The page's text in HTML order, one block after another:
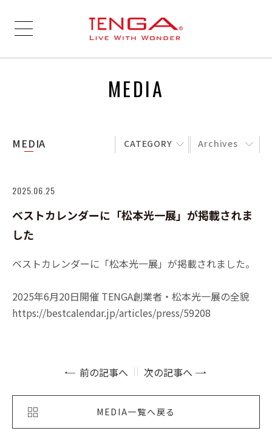
MEDIA
MEDIA CATEGORY Archives
2025.06.25
ベストカレンダーに「松本光一展」が掲載されま
した
ベストカレンダーに「松本光一展」が掲載されました。
2025年6月20日開催 TENGA創業者・松本光一展の全貌
https://bestcalendar.jp/articles/press/59208
前の記事へ 次の記事へ
MEDIA一覧へ戻る